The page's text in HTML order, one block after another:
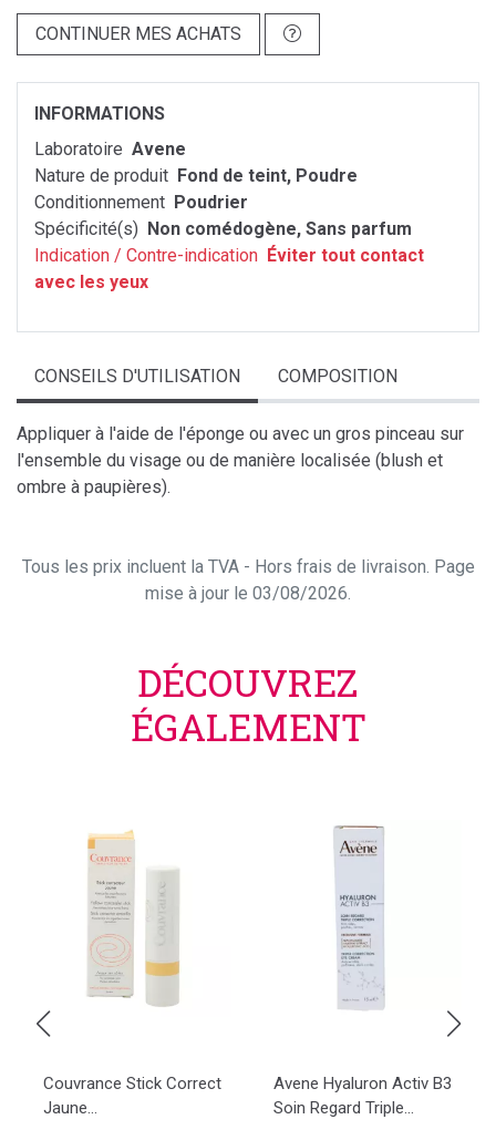
CONTINUER MES ACHATS
INFORMATIONS
Laboratoire Avene
Nature de produit Fond de teint, Poudre
Conditionnement Poudrier
Spécificité(s) Non comédogène, Sans parfum
Indication / Contre-indication Éviter tout contact
avec les yeux
CONSEILS D'UTILISATION COMPOSITION
Appliquer à l'aide de l'éponge ou avec un gros pinceau sur
l'ensemble du visage ou de manière localisée (blush et
ombre à paupières).
Tous les prix incluent la TVA - Hors frais de livraison. Page
mise à jour le 03/08/2026.
DÉCOUVREZ
ÉGALEMENT
Couvrance Stick Correct
Jaune...
Avene Hyaluron Activ B3
Soin Regard Triple...